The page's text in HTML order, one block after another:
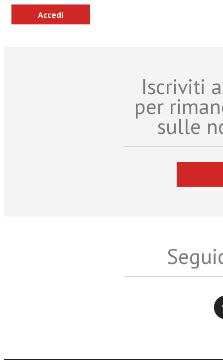
Iscriviti
per
sulle